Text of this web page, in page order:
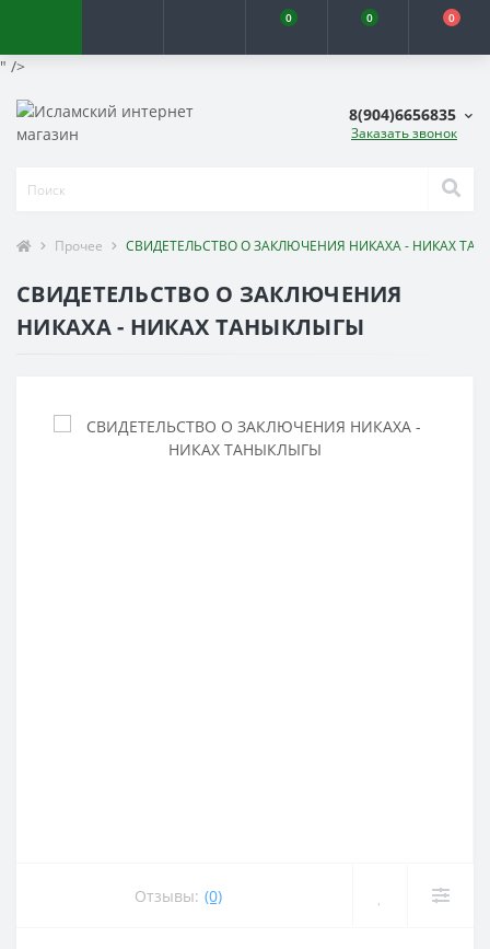
" />
0 0 0
8(904)6656835
Заказать звонок
Прочее СВИДЕТЕЛЬСТВО О ЗАКЛЮЧЕНИЯ НИКАХА - НИКАХ
СВИДЕТЕЛЬСТВО О ЗАКЛЮЧЕНИЯ
НИКАХА - НИКАХ ТАНЫКЛЫГЫ
Отзывы: (0)